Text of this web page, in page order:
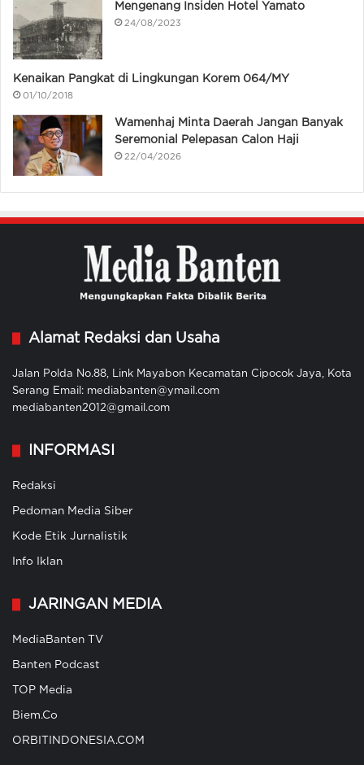
Mengenang Insiden Hotel Yamato
24/08/2023
Kenaikan Pangkat di Lingkungan Korem 064/MY
01/10/2018
Wamenhaj Minta Daerah Jangan Banyak
Seremonial Pelepasan Calon Haji
22/04/2026
Alamat Redaksi dan Usaha
Jalan Polda No.88, Link Mayabon Kecamatan Cipocok Jaya, Kota
Serang Email: mediabanten@ymail.com
mediabanten2012@gmail.com
INFORMASI
Redaksi
Pedoman Media Siber
Kode Etik Jurnalistik
Info Iklan
JARINGAN MEDIA
MediaBanten TV
Banten Podcast
TOP Media
Biem.Co
ORBITINDONESIA.COM